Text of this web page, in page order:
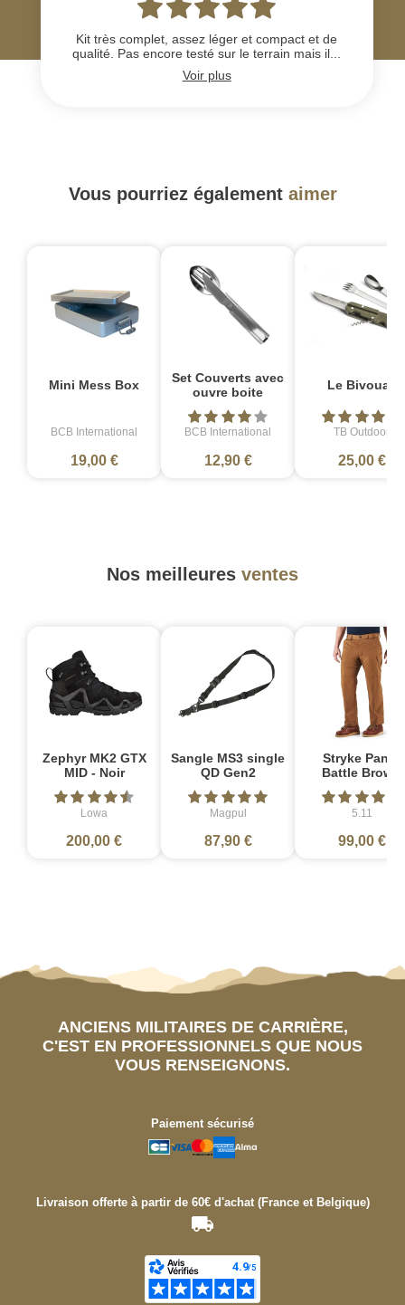
Kit très complet, assez léger et compact et de
qualité. Pas encore testé sur le terrain mais il...
Voir plus
Vous pourriez également aimer
Mini Mess Box
BCB International
19,00 €
Set Couverts avec
ouvre boite
BCB International
12,90 €
Le Bivouac
TB Outdoor
25,00 €
Nos meilleures ventes
Zephyr MK2 GTX
MID - Noir
Lowa
200,00 €
Sangle MS3 single
QD Gen2
Magpul
87,90 €
Stryke Pant -
Battle Brown
5.11
99,00 €
ANCIENS MILITAIRES DE CARRIÈRE,
C'EST EN PROFESSIONNELS QUE NOUS
VOUS RENSEIGNONS.
Paiement sécurisé
Livraison offerte à partir de 60€ d'achat (France et Belgique)